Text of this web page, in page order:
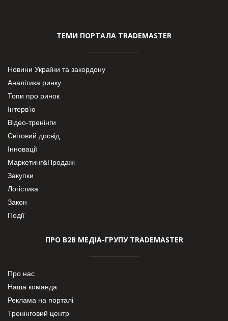
ТЕМИ ПОРТАЛА TRADEMASTER
Новини України та закордону
Аналітика ринку
Топи про ринок
Інтерв’ю
Відео-тренінги
Світовий досвід
Інновації
Маркетинг&Продажі
Закупки
Логістика
Закон
Події
ПРО В2В МЕДІА-ГРУПУ TRADEMASTER
Про нас
Наша команда
Реклама на порталі
Тренінговий центр